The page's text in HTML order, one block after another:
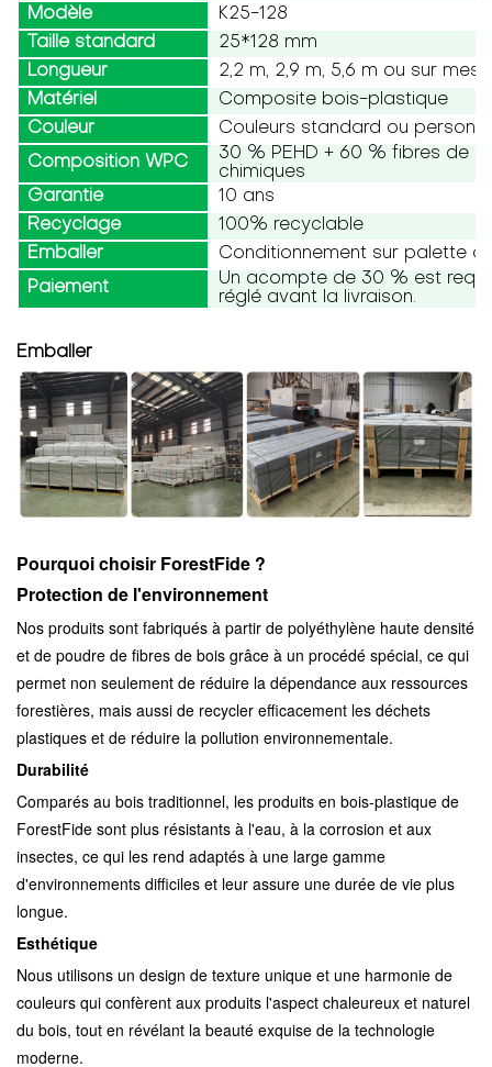
Modèle
K25-128
Taille standard
25*128 mm
Longueur
2,2 m, 2,9 m, 5,6 m ou sur
Matériel
Composite bois-plastique
Couleur
Couleurs standard ou
Composition WPC
30 % PEHD + 60 % fibres de
chimiques
Garantie
10 ans
Recyclage
100% recyclable
Emballer
Conditionnement sur palette
Paiement
Un acompte de 30 % est
réglé avant la livraison.
Emballer
Pourquoi choisir ForestFide ?
Protection de l'environnement
Nos produits sont fabriqués à partir de polyéthylène haute densité
et de poudre de fibres de bois grâce à un procédé spécial, ce qui
permet non seulement de réduire la dépendance aux ressources
forestières, mais aussi de recycler efficacement les déchets
plastiques et de réduire la pollution environnementale.
Durabilité
Comparés au bois traditionnel, les produits en bois-plastique de
ForestFide sont plus résistants à l'eau, à la corrosion et aux
insectes, ce qui les rend adaptés à une large gamme
d'environnements difficiles et leur assure une durée de vie plus
longue.
Esthétique
Nous utilisons un design de texture unique et une harmonie de
couleurs qui confèrent aux produits l'aspect chaleureux et naturel
du bois, tout en révélant la beauté exquise de la technologie
moderne.